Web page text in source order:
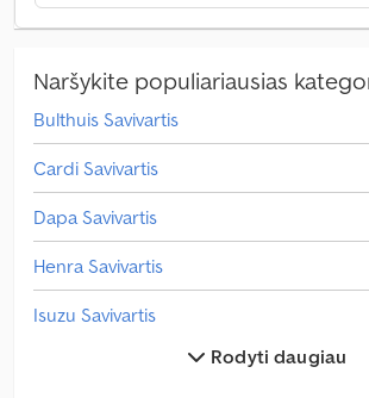
Naršykite populiariausias
Bulthuis Savivartis
Cardi Savivartis
Dapa Savivartis
Henra Savivartis
Isuzu Savivartis
Rodyti daugiau